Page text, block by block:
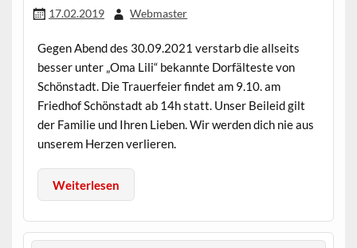
17.02.2019 Webmaster
Gegen Abend des 30.09.2021 verstarb die allseits
besser unter „Oma Lili“ bekannte Dorfälteste von
Schönstadt. Die Trauerfeier findet am 9.10. am
Friedhof Schönstadt ab 14h statt. Unser Beileid gilt
der Familie und Ihren Lieben. Wir werden dich nie aus
unserem Herzen verlieren.
Weiterlesen